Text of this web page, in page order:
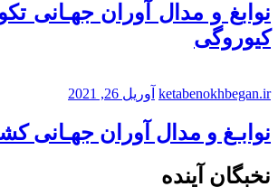
نوابغ و مدال آوران جهـانی
کیوروگی
ketabenokhbegan.ir آوریل 26, 2021
نوابـغ و مدال آوران جهـانی
نخبگان آینده